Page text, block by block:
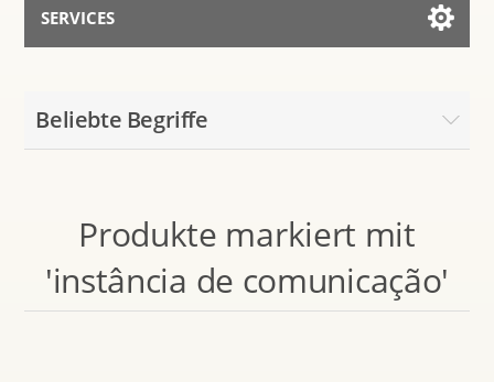
SERVICES
Mit dem Assistenten sprechen
Beliebte Begriffe
Produkte markiert mit
'instância de comunicação'